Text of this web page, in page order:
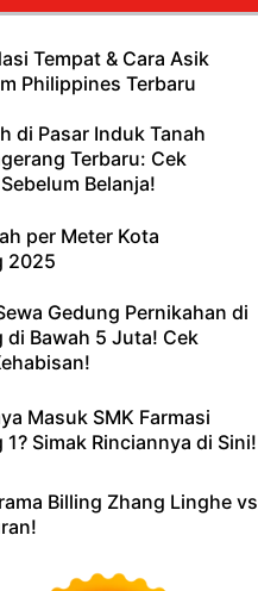
Tempat & Cara Asik
Philippines Terbaru
di Pasar Induk Tanah
Terbaru: Cek
Belanja!
per Meter Kota
2025
Gedung Pernikahan di
di Bawah 5 Juta! Cek
Masuk SMK Farmasi
1? Simak Rinciannya di Sini!
Billing Zhang Linghe vs